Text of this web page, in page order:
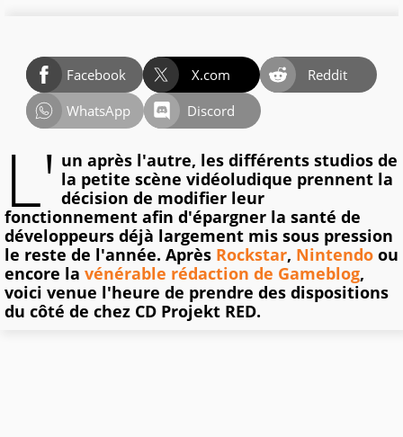
Facebook X.com
Reddit
WhatsApp
Discord
L' un après l'autre, les différents studios de
la petite scène vidéoludique prennent la
décision de modifier leur
fonctionnement afin d'épargner la santé de
développeurs déjà largement mis sous pression
le reste de l'année. Après Rockstar, Nintendo ou
encore la vénérable rédaction de Gameblog,
voici venue l'heure de prendre des dispositions
du côté de chez CD Projekt RED.